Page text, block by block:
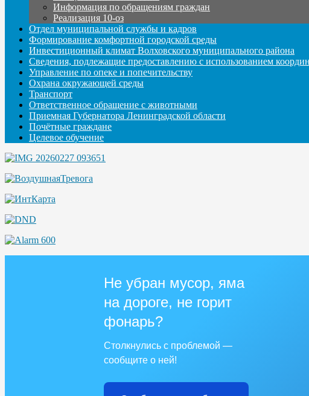
Информация по обращениям граждан
Реализация 10-оз
Отдел муниципальной службы и кадров
Формирование комфортной городской среды
Инвестиционный климат Волховского муниципального района
Сведения, подлежащие предоставлению с использованием
Управление по опеке и попечительству
Охрана окружающей среды
Транспорт
Ответственное обращение с животными
Приемная Губернатора Ленинградской области
Почётные граждане
Целевое обучение
Не убран мусор, яма
на дороге, не горит
фонарь?
Столкнулись с проблемой —
сообщите о ней!